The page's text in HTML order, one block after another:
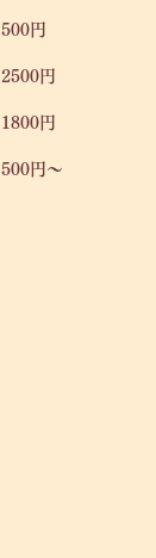
500円
2500円
​1800円
500円～